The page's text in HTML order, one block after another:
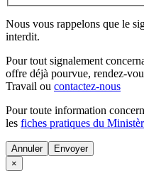
Nous vous rappelons que le
interdit.
Pour tout signalement
offre déjà pourvue, rendez-
Travail ou contactez-nous
Pour toute information
les fiches pratiques du
Annuler
×